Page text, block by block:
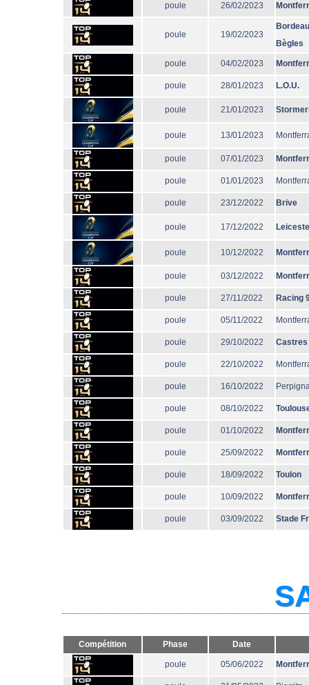
poule 26/02/2023
poule 19/02/2023
Bègles
poule 04/02/2023
poule 28/01/2023 L.O.U.
poule 21/01/2023
poule 13/01/2023
poule 07/01/2023
poule 01/01/2023
poule 23/12/2022 Brive
poule 17/12/2022
poule 10/12/2022
poule 03/12/2022
poule 27/11/2022 Racing
poule 05/11/2022
poule 29/10/2022 Castres
poule 22/10/2022
poule 16/10/2022
poule 08/10/2022
poule 01/10/2022
poule 25/09/2022
poule 18/09/2022 Toulon
poule 10/09/2022
poule 03/09/2022 Stade
Compétition Phase Date
poule 05/06/2022